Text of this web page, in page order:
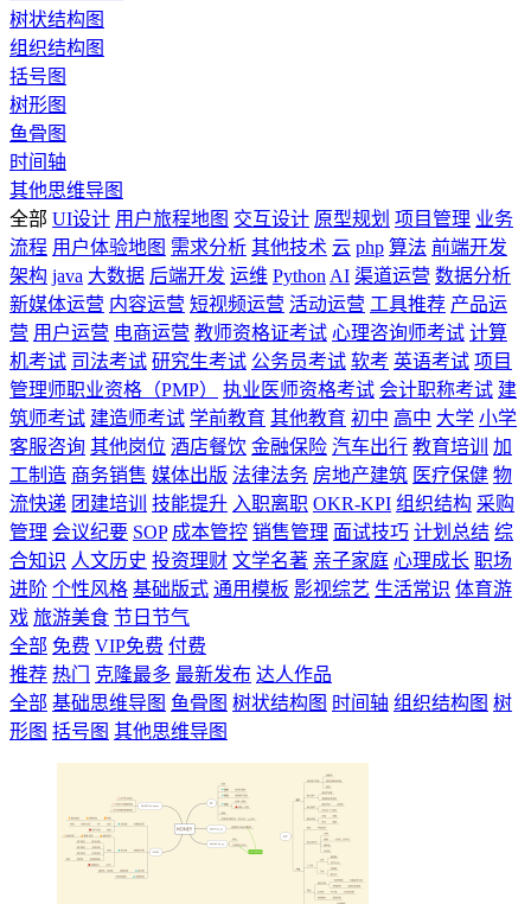
树状结构图
组织结构图
括号图
树形图
鱼骨图
时间轴
其他思维导图
全部 UI设计 用户旅程地图 交互设计 原型规划 项目管理 业务
流程 用户体验地图 需求分析 其他技术 云 php 算法 前端开发
架构 java 大数据 后端开发 运维 Python AI 渠道运营 数据分析
新媒体运营 内容运营 短视频运营 活动运营 工具推荐 产品运
营 用户运营 电商运营 教师资格证考试 心理咨询师考试 计算
机考试 司法考试 研究生考试 公务员考试 软考 英语考试 项目
管理师职业资格（PMP）
执业医师资格考试 会计职称考试 建
筑师考试 建造师考试 学前教育 其他教育 初中 高中 大学 小学
客服咨询 其他岗位 酒店餐饮 金融保险 汽车出行 教育培训
加
工制造 商务销售 媒体出版 法律法务 房地产建筑 医疗保健 物
流快递 团建培训 技能提升 入职离职 OKR-KPI 组织结构 采购
管理 会议纪要 SOP 成本管控 销售管理 面试技巧 计划总结 综
合知识 人文历史 投资理财 文学名著 亲子家庭 心理成长 职场
进阶 个性风格 基础版式 通用模板 影视综艺 生活常识 体育游
戏 旅游美食 节日节气
全部 免费 VIP免费 付费
推荐 热门 克隆最多 最新发布 达人作品
全部 基础思维导图 鱼骨图 树状结构图 时间轴 组织结构图 树
形图 括号图 其他思维导图